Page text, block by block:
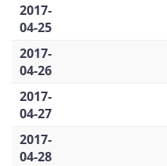
2017-
04-25
2017-
04-26
2017-
04-27
2017-
04-28